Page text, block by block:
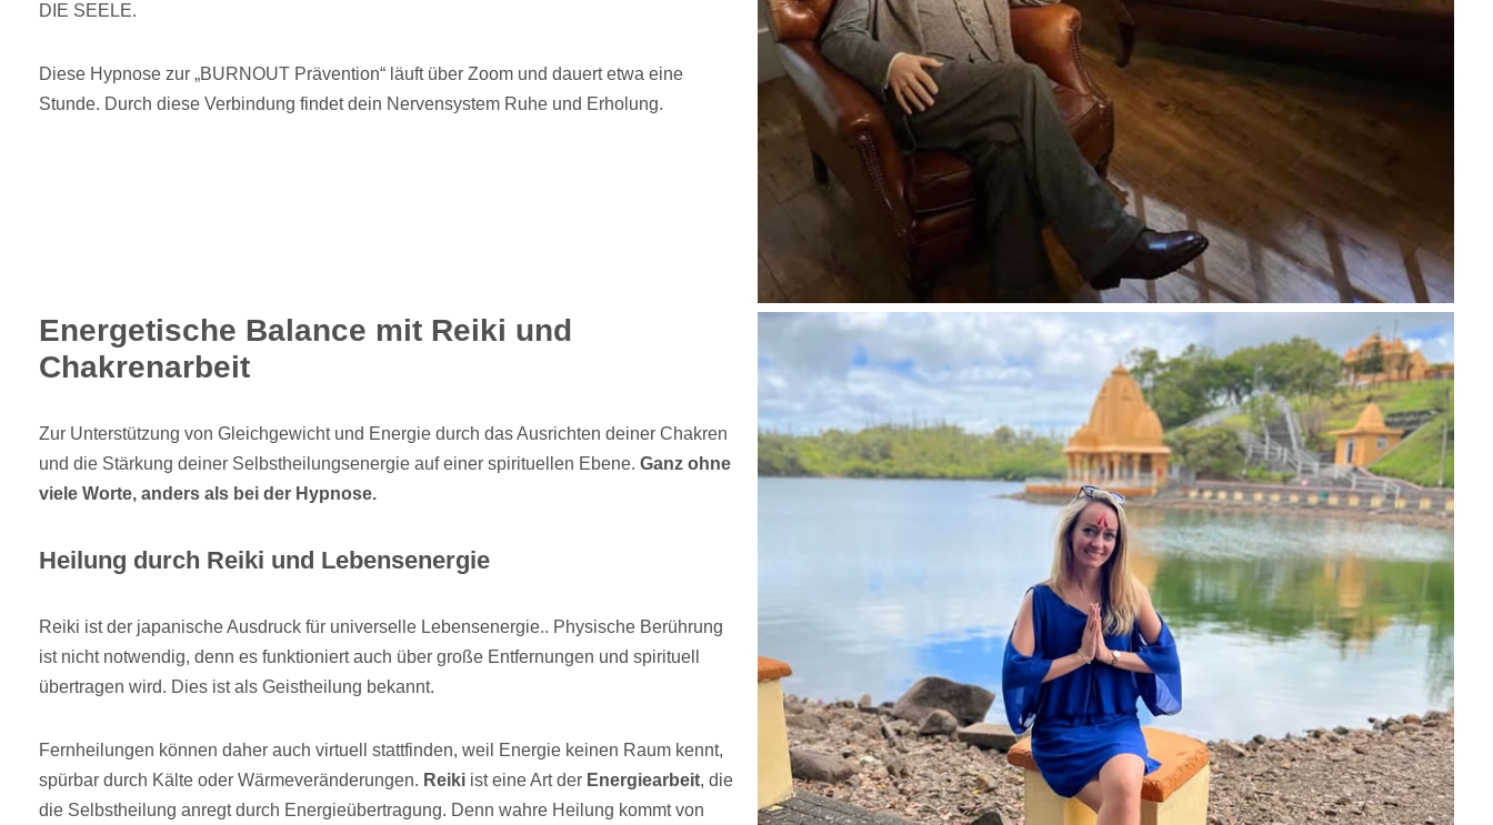
DIE SEELE.
Diese Hypnose zur „BURNOUT Prävention“ läuft über Zoom und dauert etwa eine
Stunde. Durch diese Verbindung findet dein Nervensystem Ruhe und Erholung.
Energetische Balance mit Reiki und
Chakrenarbeit
Zur Unterstützung von Gleichgewicht und Energie durch das Ausrichten deiner Chakren
und die Stärkung deiner Selbstheilungsenergie auf einer spirituellen Ebene. Ganz ohne
viele Worte, anders als bei der Hypnose.
Heilung durch Reiki und Lebensenergie
Reiki ist der japanische Ausdruck für universelle Lebensenergie.. Physische Berührung
ist nicht notwendig, denn es funktioniert auch über große Entfernungen und spirituell
übertragen wird. Dies ist als Geistheilung bekannt.
Fernheilungen können daher auch virtuell stattfinden, weil Energie keinen Raum kennt,
spürbar durch Kälte oder Wärmeveränderungen. Reiki ist eine Art der Energiearbeit, die
die Selbstheilung anregt durch Energieübertragung. Denn wahre Heilung kommt von